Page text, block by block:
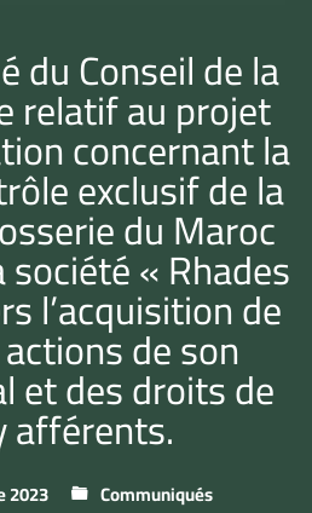
du Conseil de la
relatif au projet
concernant la
exclusif de la
du Maroc
société « Rhades
l’acquisition de
de son
et des droits de
afférents.
2023 Communiqués